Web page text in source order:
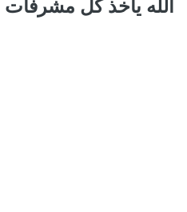
الله ياخذ كل